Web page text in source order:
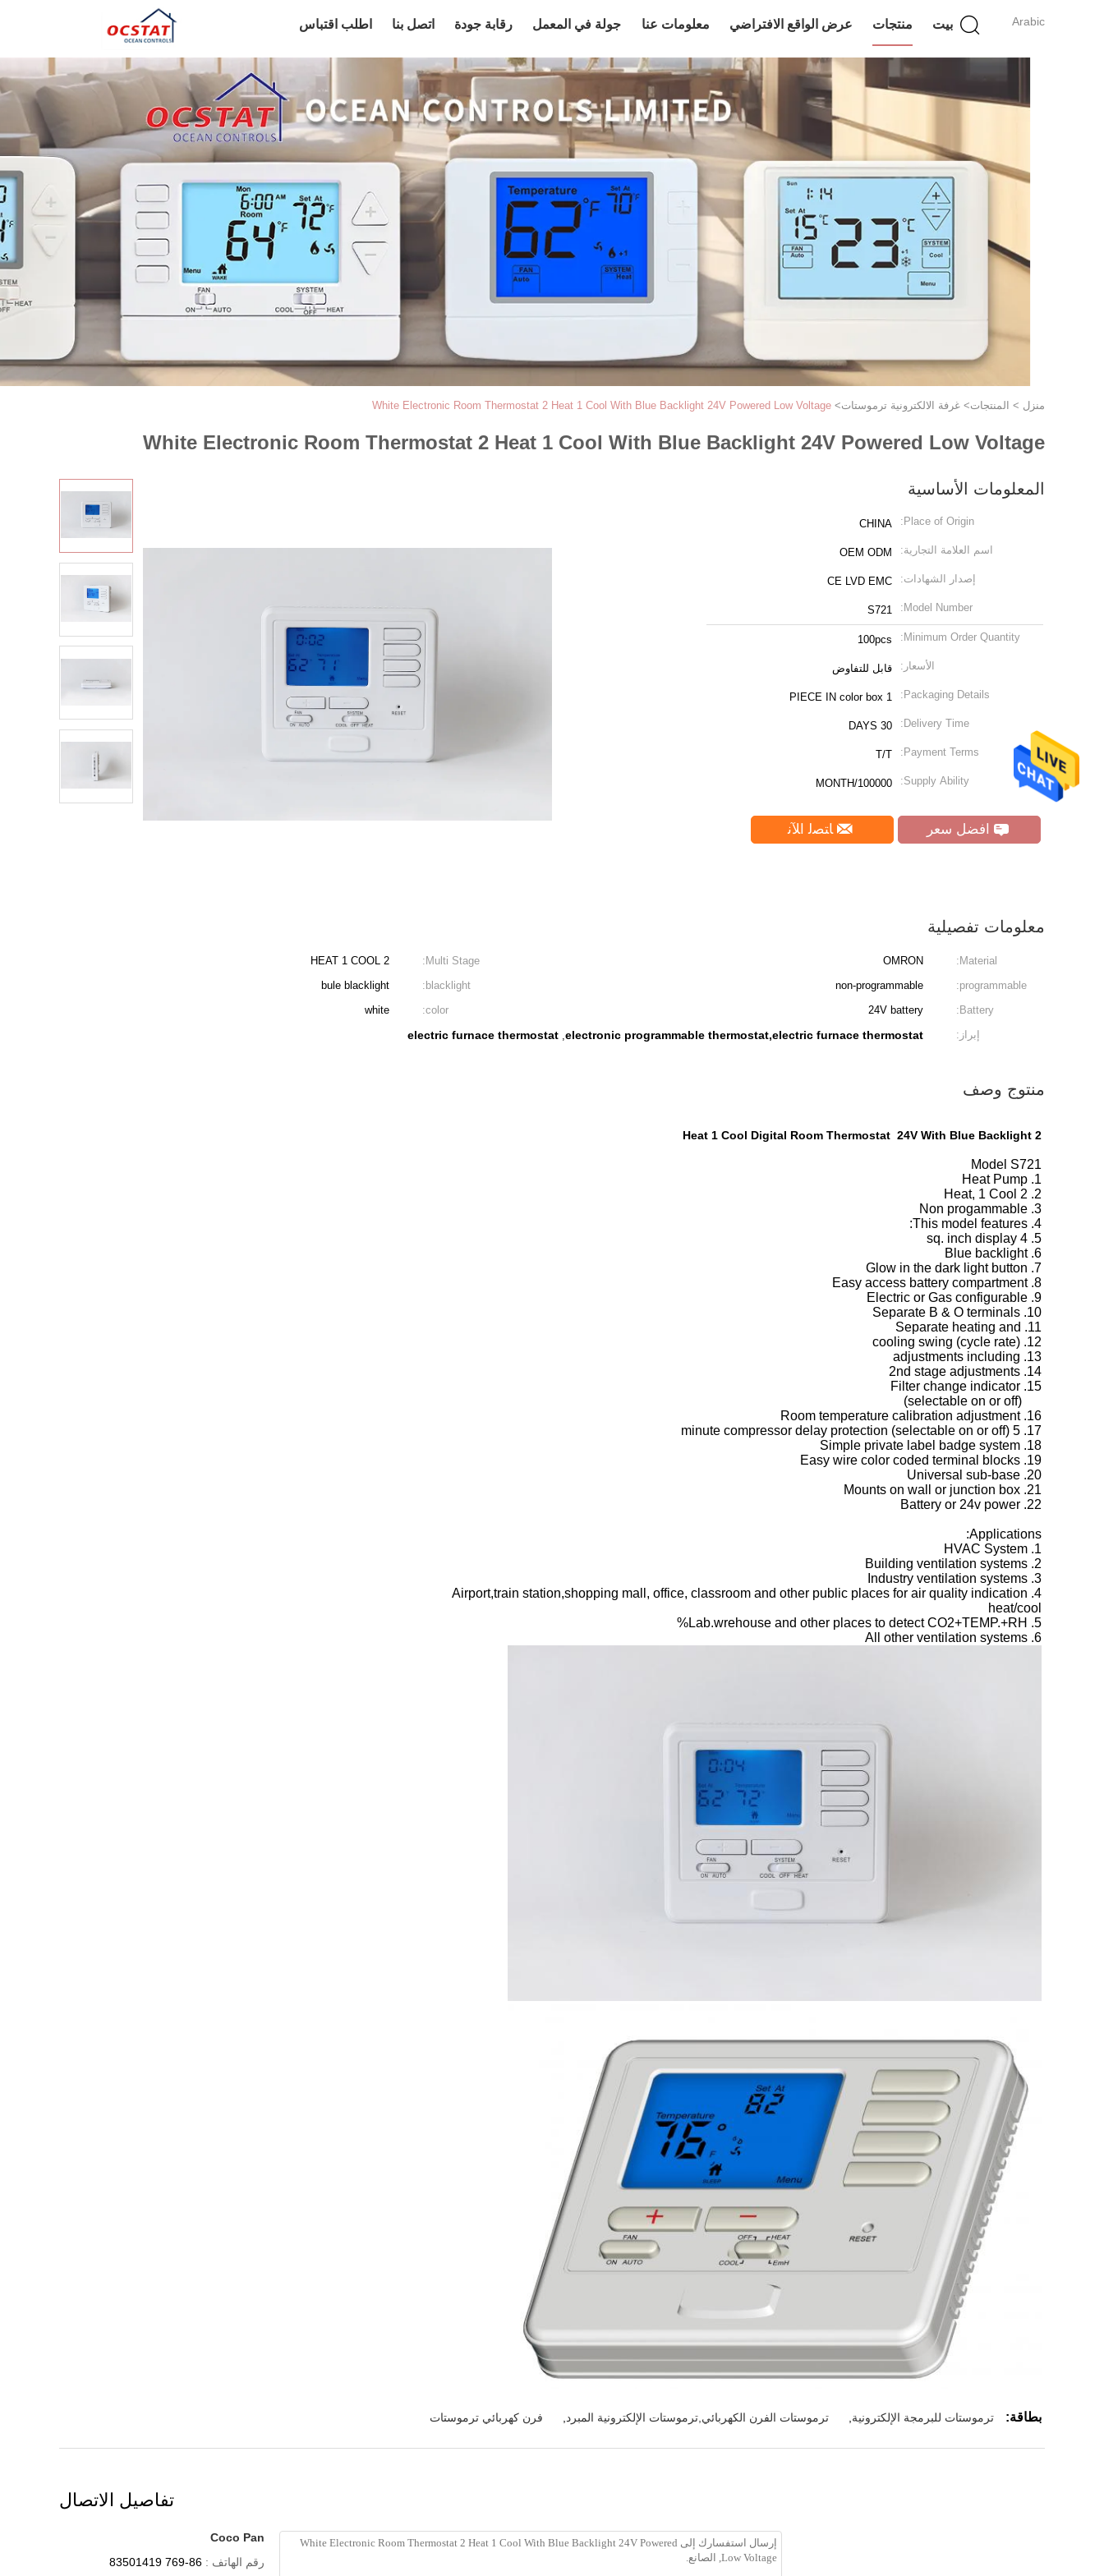
Arabic بيت منتجات عرض الواقع الافتراضي معلومات عنا جولة في المعمل رقابة جودة اتصل بنا اطلب اقتباس
منزل > المنتجات> غرفة الالكترونية ترموستات>
White Electronic Room Thermostat 2 Heat 1 Cool With Blue Backlight 24V Powered Low Voltage
White Electronic Room Thermostat 2 Heat 1 Cool With Blue Backlight 24V Powered Low Voltage
المعلومات الأساسية
Place of Origin:
CHINA
اسم العلامة التجارية: OEM ODM
إصدار الشهادات: CE LVD EMC
Model Number:
S721
Minimum Order Quantity:
100pcs
الأسعار: قابل للتفاوض
Packaging Details:
1 PIECE IN color box
Delivery Time:
30 DAYS
Payment Terms:
T/T
Supply Ability:
100000/MONTH
افضل سعر ﺎﺘﺼﻟ ﺍﻶﻧ
معلومات تفصيلية
Material:
OMRON
Multi Stage:
2 HEAT 1 COOL
programmable:
non-programmable
blacklight:
bule blacklight
Battery:
24V battery
color:
white
إبراز:
electronic programmable thermostat,electric furnace thermostat
,
electric furnace thermostat
منتوج وصف
2 Heat 1 Cool Digital Room Thermostat 24V With Blue Backlight
Model S721
1. Heat Pump
2. 2 Heat, 1 Cool
3. Non progammable
4. This model features:
5. 4 sq. inch display
6. Blue backlight
7. Glow in the dark light button
8. Easy access battery compartment
9. Electric or Gas configurable
10. Separate B & O terminals
11. Separate heating and
12. cooling swing (cycle rate)
13. adjustments including
14. 2nd stage adjustments
15. Filter change indicator
(selectable on or off)
16. Room temperature calibration adjustment
17. 5 minute compressor delay protection (selectable on or off)
18. Simple private label badge system
19. Easy wire color coded terminal blocks
20. Universal sub-base
21. Mounts on wall or junction box
22. Battery or 24v power
Applications:
1. HVAC System
2. Building ventilation systems
3. Industry ventilation systems
4. Airport,train station,shopping mall, office, classroom and other public places for air quality indication
heat/cool
5. Lab.wrehouse and other places to detect CO2+TEMP.+RH%
6. All other ventilation systems
بطاقة: ترموستات للبرمجة الإلكترونية, ترموستات الفرن الكهربائي,ترموستات الإلكترونية المبرد, فرن كهربائي ترموستات
تفاصيل الاتصال
Coco Pan
رقم الهاتف :